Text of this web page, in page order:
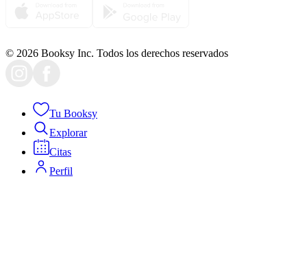
© 2026 Booksy Inc. Todos los derechos reservados
Tu Booksy
Explorar
Citas
Perfil